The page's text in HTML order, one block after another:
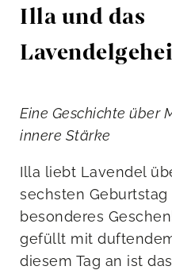
Illa und das
Eine Geschichte über
innere Stärke
Illa liebt Lavendel
sechsten
besonderes
gefüllt mit
diesem Tag an ist